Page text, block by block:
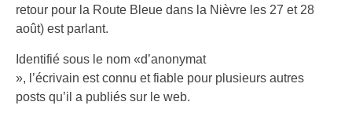
retour pour la Route Bleue dans la Nièvre les 27 et 28
août) est parlant.
Identifié sous le nom «d’anonymat
», l’écrivain est connu et fiable pour plusieurs autres
posts qu’il a publiés sur le web.